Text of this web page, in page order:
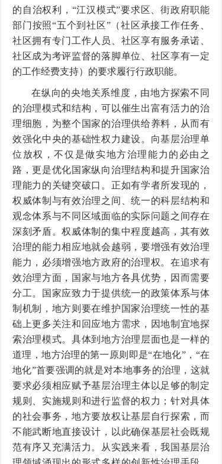
的自治权利，“江汉模式”要求区、街政府职能
部门按照“五个到社区”（社区承接工作任务、
社区拥有专门工作人员、社区享有服务承诺、
社区成为考评监督的落脚单位、社区享有一定
的工作经费支持）的要求履行行政职能。
在纵向的央地关系维度，由地方探索不同
的治理模式和结构，可以催生出富有活力的治
理细胞，为整个国家的治理供给养料，从而有
效强化中央的基础性权力建设。向基层治理单
位放权，不仅是做实地方治理能力的必由之
路，更是优化国家纵向治理结构和提升国家治
理能力的关键突破口。正如有学者所发现的，
权威体制与有效治理之间、统一的科层结构和
观念体系与不同区域面临的实际问题之间存在
深刻矛盾。权威体制的集中程度越高，其有效
治理的能力相应地就会越弱，要增强有效治理
能力，必须增强地方政府的治理权。在追求有
效治理方面，国家与地方各具优势，因而需要
分工。国家应致力于提供统一的政策体系与体
制机制，地方则要在维护国家治理统一性的基
础上更多关注和回应地方需求，因地制宜地探
索治理模式。具体到地方治理层面也是一样的
道理，地方治理的第一原则即是“在地化”，“在
地化”首要强调的就是对本地事务的治理，这就
要求必须相应赋予基层治理主体以足够的制定
规则、实施规则和进行监督的权力；针对具体
的社会事务，地方要放权让基层自行探索，而
不能武断地直接设计，以此确保基层社会既规
范有序又充满活力。从实践来看，我国基层治